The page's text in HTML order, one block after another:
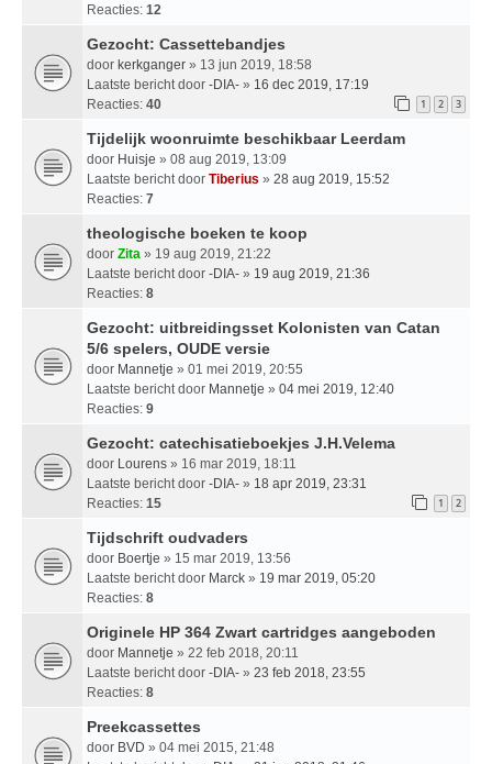
Reacties: 12
Gezocht: Cassettebandjes
door kerkganger » 13 jun 2019, 18:58
Laatste bericht door -DIA- » 16 dec 2019, 17:19
Reacties: 40 1 2 3
Tijdelijk woonruimte beschikbaar Leerdam
door Huisje » 08 aug 2019, 13:09
Laatste bericht door Tiberius » 28 aug 2019, 15:52
Reacties: 7
theologische boeken te koop
door Zita » 19 aug 2019, 21:22
Laatste bericht door -DIA- » 19 aug 2019, 21:36
Reacties: 8
Gezocht: uitbreidingsset Kolonisten van Catan
5/6 spelers, OUDE versie
door Mannetje » 01 mei 2019, 20:55
Laatste bericht door Mannetje » 04 mei 2019, 12:40
Reacties: 9
Gezocht: catechisatieboekjes J.H.Velema
door Lourens » 16 mar 2019, 18:11
Laatste bericht door -DIA- » 18 apr 2019, 23:31
Reacties: 15 1 2
Tijdschrift oudvaders
door Boertje » 15 mar 2019, 13:56
Laatste bericht door Marck » 19 mar 2019, 05:20
Reacties: 8
Originele HP 364 Zwart cartridges aangeboden
door Mannetje » 22 feb 2018, 20:11
Laatste bericht door -DIA- » 23 feb 2018, 23:55
Reacties: 8
Preekcassettes
door BVD » 04 mei 2015, 21:48